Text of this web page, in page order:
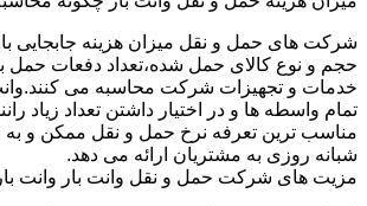
شرکت های حمل و نقل میزان هزینه جابجایی
حجم و نوع کالای حمل شده،تعداد دفعات حمل
خدمات و تجهیزات شرکت محاسبه می
تمام واسطه ها و در اختیار داشتن تعداد زیاد
شبانه روزی به مشتریان ارائه می دهد.
مزیت های شرکت حمل و نقل وانت بار وانت بار